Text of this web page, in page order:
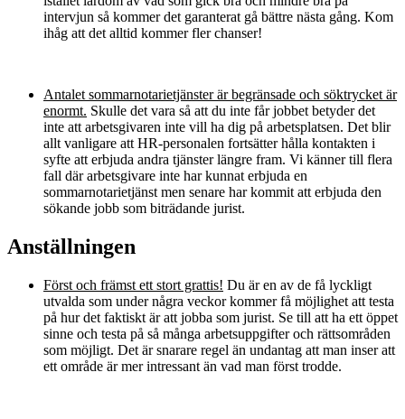
intervjun så kommer det garanterat gå bättre nästa gång. Kom
ihåg att det alltid kommer fler chanser!
Antalet sommarnotarietjänster är begränsade och söktrycket är
enormt. Skulle det vara så att du inte får jobbet betyder det
inte att arbetsgivaren inte vill ha dig på arbetsplatsen. Det blir
allt vanligare att HR-personalen fortsätter hålla kontakten i
syfte att erbjuda andra tjänster längre fram. Vi känner till flera
fall där arbetsgivare inte har kunnat erbjuda en
sommarnotarietjänst men senare har kommit att erbjuda den
sökande jobb som biträdande jurist.
Anställningen
Först och främst ett stort grattis! Du är en av de få lyckligt
utvalda som under några veckor kommer få möjlighet att testa
på hur det faktiskt är att jobba som jurist. Se till att ha ett öppet
sinne och testa på så många arbetsuppgifter och rättsområden
som möjligt. Det är snarare regel än undantag att man inser att
ett område är mer intressant än vad man först trodde.